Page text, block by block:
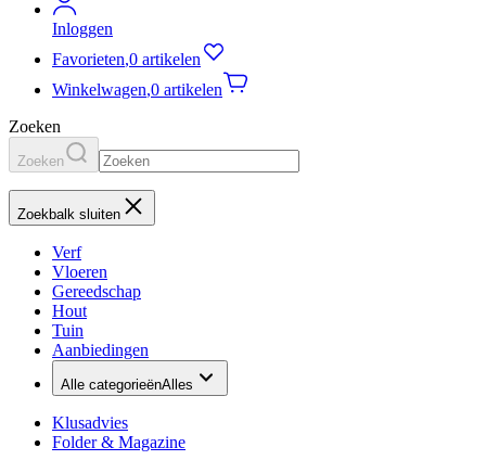
Inloggen
Favorieten,0 artikelen
Winkelwagen,0 artikelen
Zoeken
Zoeken
Zoekbalk sluiten
Verf
Vloeren
Gereedschap
Hout
Tuin
Aanbiedingen
Alle categorieënAlles
Klusadvies
Folder & Magazine